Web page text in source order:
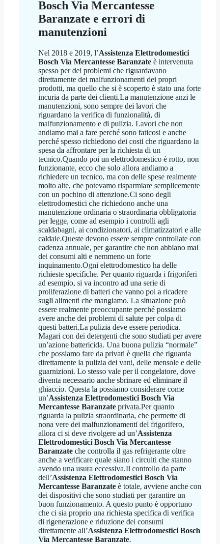
Bosch Via Mercantesse
Baranzate e errori di
manutenzioni
Nel 2018 e 2019, l’Assistenza Elettrodomestici
Bosch Via Mercantesse Baranzate è intervenuta
spesso per dei problemi che riguardavano
direttamente dei malfunzionamenti dei propri
prodotti, ma quello che si è scoperto è stato una forte
incuria da parte dei clienti.La manutenzione anzi le
manutenzioni, sono sempre dei lavori che
riguardano la verifica di funzionalità, di
malfunzionamento e di pulizia. Lavori che non
andiamo mai a fare perché sono faticosi e anche
perché spesso richiedono dei costi che riguardano la
spesa da affrontare per la richiesta di un
tecnico.Quando poi un elettrodomestico è rotto, non
funzionante, ecco che solo allora andiamo a
richiedere un tecnico, ma con delle spese realmente
molto alte, che potevamo risparmiare semplicemente
con un pochino di attenzione.Ci sono degli
elettrodomestici che richiedono anche una
manutenzione ordinaria o straordinaria obbligatoria
per legge, come ad esempio i controlli agli
scaldabagni, ai condizionatori, ai climatizzatori e alle
caldaie.Queste devono essere sempre controllate con
cadenza annuale, per garantire che non abbiano mai
dei consumi alti e nemmeno un forte
inquinamento.Ogni elettrodomestico ha delle
richieste specifiche. Per quanto riguarda i frigoriferi
ad esempio, si va incontro ad una serie di
proliferazione di batteri che vanno poi a ricadere
sugli alimenti che mangiamo. La situazione può
essere realmente preoccupante perché possiamo
avere anche dei problemi di salute per colpa di
questi batteri.La pulizia deve essere periodica.
Magari con dei detergenti che sono studiati per avere
un’azione battericida. Una buona pulizia “normale”
che possiamo fare da privati è quella che riguarda
direttamente la pulizia dei vani, delle mensole e delle
guarnizioni. Lo stesso vale per il congelatore, dove
diventa necessario anche sbrinare ed eliminare il
ghiaccio. Questa la possiamo considerare come
un’Assistenza Elettrodomestici Bosch Via
Mercantesse Baranzate privata.Per quanto
riguarda la pulizia straordinaria, che permette di
nona vere dei malfunzionamenti del frigorifero,
allora ci si deve rivolgere ad un’Assistenza
Elettrodomestici Bosch Via Mercantesse
Baranzate che controlla il gas refrigerante oltre
anche a verificare quale siano i circuiti che stanno
avendo una usura eccessiva.Il controllo da parte
dell’Assistenza Elettrodomestici Bosch Via
Mercantesse Baranzate è totale, avviene anche con
dei dispositivi che sono studiati per garantire un
buon funzionamento. A questo punto è opportuno
che ci sia proprio una richiesta specifica di verifica
di rigenerazione e riduzione dei consumi
direttamente all’Assistenza Elettrodomestici Bosch
Via Mercantesse Baranzate.